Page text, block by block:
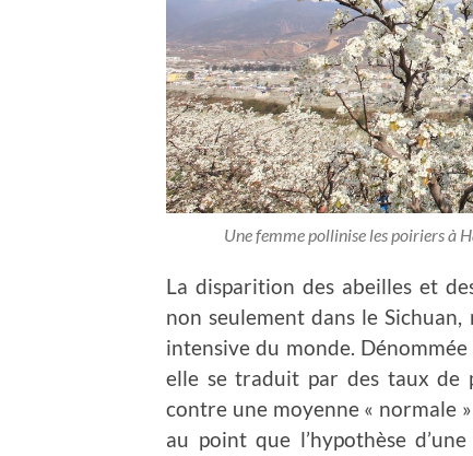
Une femme pollinise les poiriers à
La disparition des abeilles et
non seulement dans le Sichuan,
intensive du monde. Dénommée
elle se traduit par des taux de
contre une moyenne « normale
au point que l’hypothèse